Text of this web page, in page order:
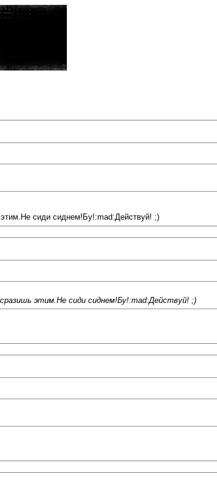
сиди сиднем!Бу!:mad:Действуй! ;)
этим.Не сиди сиднем!Бу!:mad:Действуй! ;)